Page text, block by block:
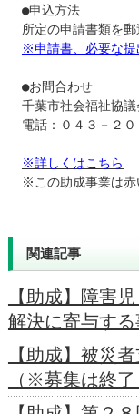
●申込方法
※申請書、必要な提
●お問合わせ
千葉市社会福祉協
電話：０４３－２０
※詳しくはこちら
※この助成事業は赤
関連記事
【助成】障害
解決に寄与す
【助成】被災
（※募集は終